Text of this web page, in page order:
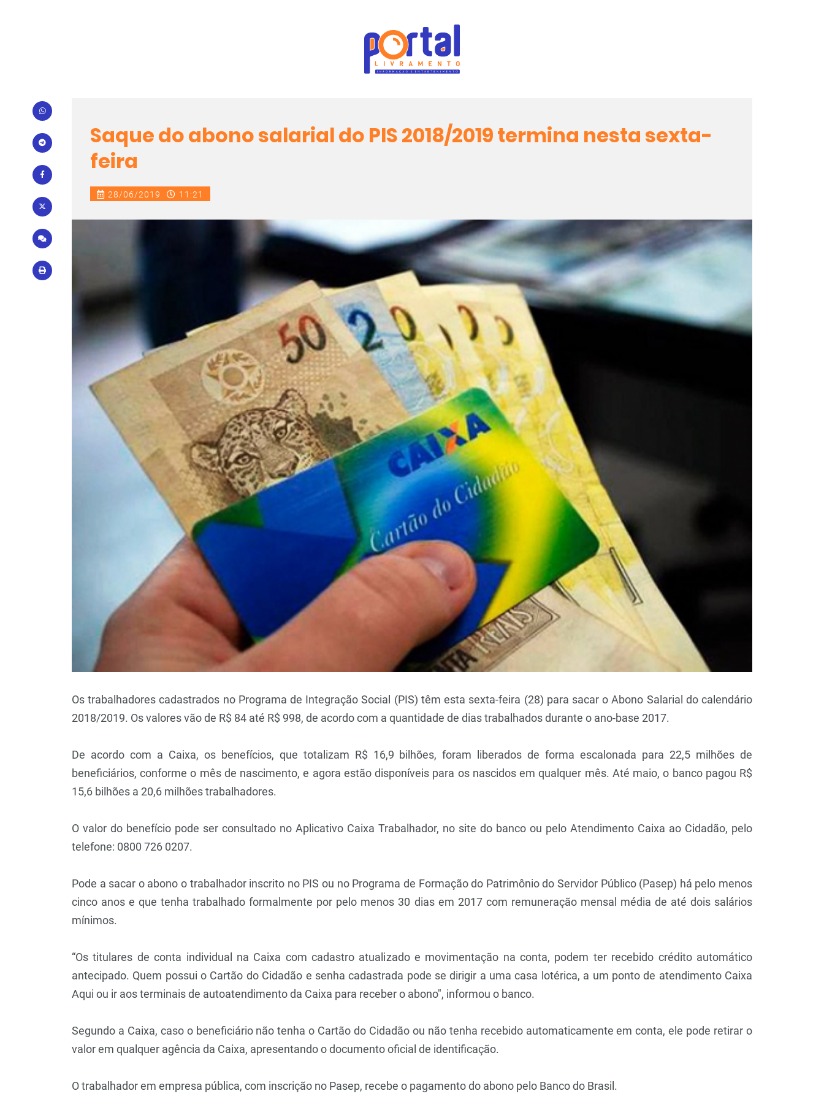
Saque do abono salarial do PIS 2018/2019 termina nesta sexta-
feira
28/06/2019 11:21
Os trabalhadores cadastrados no Programa de Integração Social (PIS) têm esta sexta-feira (28) para sacar o Abono Salarial do calendário
2018/2019. Os valores vão de R$ 84 até R$ 998, de acordo com a quantidade de dias trabalhados durante o ano-base 2017.
De acordo com a Caixa, os benefícios, que totalizam R$ 16,9 bilhões, foram liberados de forma escalonada para 22,5 milhões de
beneficiários, conforme o mês de nascimento, e agora estão disponíveis para os nascidos em qualquer mês. Até maio, o banco pagou R$
15,6 bilhões a 20,6 milhões trabalhadores.
O valor do benefício pode ser consultado no Aplicativo Caixa Trabalhador, no site do banco ou pelo Atendimento Caixa ao Cidadão, pelo
telefone: 0800 726 0207.
Pode a sacar o abono o trabalhador inscrito no PIS ou no Programa de Formação do Patrimônio do Servidor Público (Pasep) há pelo menos
cinco anos e que tenha trabalhado formalmente por pelo menos 30 dias em 2017 com remuneração mensal média de até dois salários
mínimos.
“Os titulares de conta individual na Caixa com cadastro atualizado e movimentação na conta, podem ter recebido crédito automático
antecipado. Quem possui o Cartão do Cidadão e senha cadastrada pode se dirigir a uma casa lotérica, a um ponto de atendimento Caixa
Aqui ou ir aos terminais de autoatendimento da Caixa para receber o abono", informou o banco.
Segundo a Caixa, caso o beneficiário não tenha o Cartão do Cidadão ou não tenha recebido automaticamente em conta, ele pode retirar o
valor em qualquer agência da Caixa, apresentando o documento oficial de identificação.
O trabalhador em empresa pública, com inscrição no Pasep, recebe o pagamento do abono pelo Banco do Brasil.